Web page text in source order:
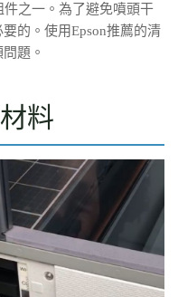
件之一。為了避免噴頭干
的。使用Epson推薦的清
題。
料